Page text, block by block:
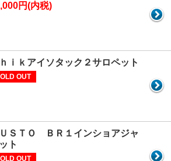
円(内税)
ｉｋアイソタック２サロペット
OUT
ＳＴＯ ＢＲ１インショアジャ
ト
OUT